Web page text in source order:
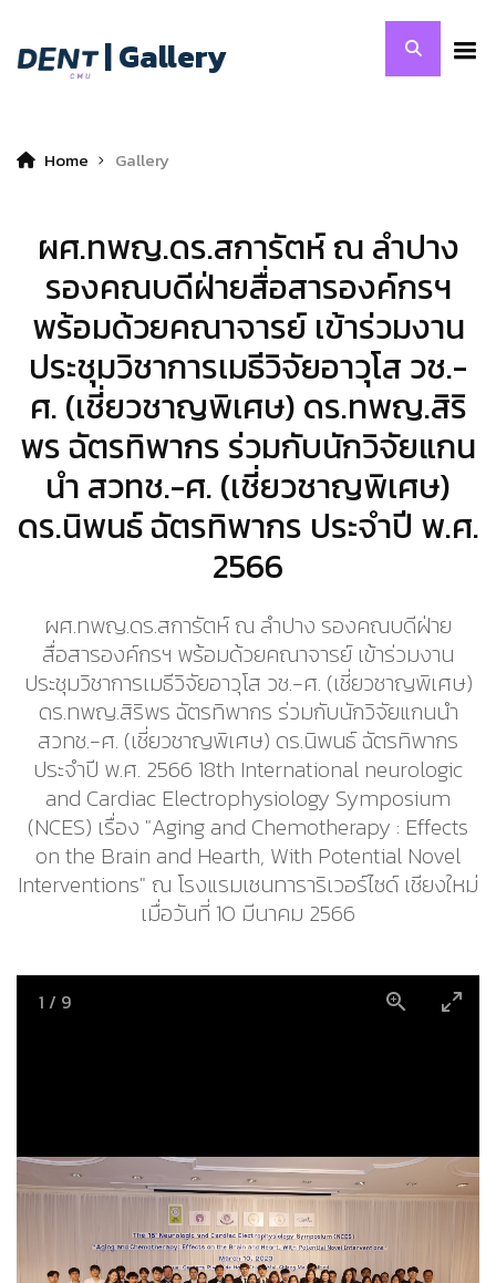
| Gallery
Home Gallery
ผศ.ทพญ.ดร.สการัตห์ ณ ลำปาง
รองคณบดีฝ่ายสื่อสารองค์กรฯ
พร้อมด้วยคณาจารย์ เข้าร่วมงาน
ประชุมวิชาการเมธีวิจัยอาวุโส วช.-
ศ. (เชี่ยวชาญพิเศษ) ดร.ทพญ.สิริ
พร ฉัตรทิพากร ร่วมกับนักวิจัยแกน
นำ สวทช.-ศ. (เชี่ยวชาญพิเศษ)
ดร.นิพนธ์ ฉัตรทิพากร ประจำปี พ.ศ.
2566
ผศ.ทพญ.ดร.สการัตห์ ณ ลำปาง รองคณบดีฝ่าย
สื่อสารองค์กรฯ พร้อมด้วยคณาจารย์ เข้าร่วมงาน
ประชุมวิชาการเมธีวิจัยอาวุโส วช.-ศ. (เชี่ยวชาญพิเศษ)
ดร.ทพญ.สิริพร ฉัตรทิพากร ร่วมกับนักวิจัยแกนนำ
สวทช.-ศ. (เชี่ยวชาญพิเศษ) ดร.นิพนธ์ ฉัตรทิพากร
ประจำปี พ.ศ. 2566 18th International neurologic
and Cardiac Electrophysiology Symposium
(NCES) เรื่อง "Aging and Chemotherapy : Effects
on the Brain and Hearth, With Potential Novel
Interventions" ณ โรงแรมเซนทาราริเวอร์ไซด์ เชียงใหม่
เมื่อวันที่ 10 มีนาคม 2566
1 / 9